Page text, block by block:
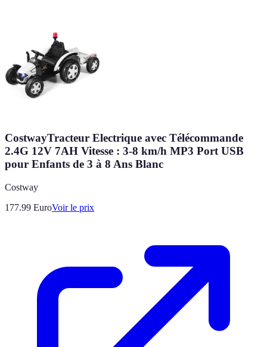
CostwayTracteur Electrique avec Télécommande
2.4G 12V 7AH Vitesse : 3-8 km/h MP3 Port USB
pour Enfants de 3 à 8 Ans Blanc
Costway
177.99 EuroVoir le prix